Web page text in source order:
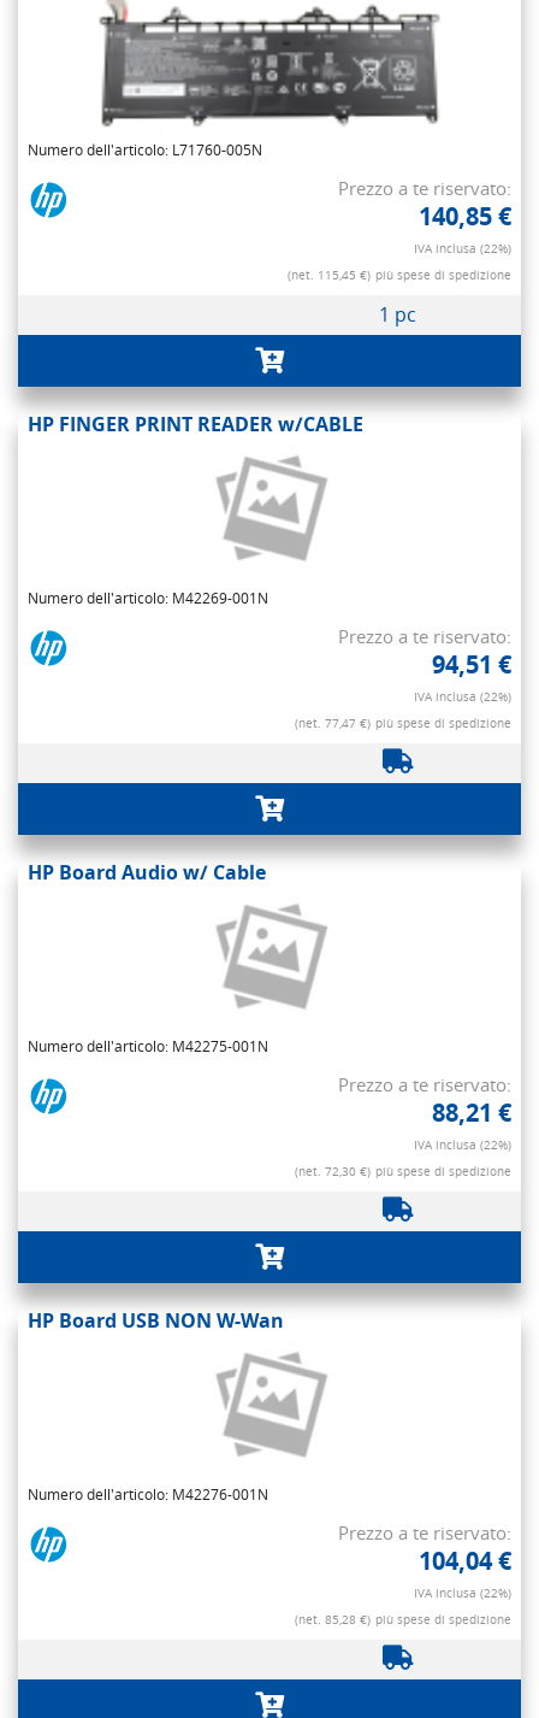
Numero dell'articolo: L71760-005N
Prezzo a te riservato:
140,85 €
IVA inclusa (22%)
(net. 115,45 €) più spese di spedizione
1 pc
HP FINGER PRINT READER w/CABLE
Numero dell'articolo: M42269-001N
Prezzo a te riservato:
94,51 €
IVA inclusa (22%)
(net. 77,47 €) più spese di spedizione
HP Board Audio w/ Cable
Numero dell'articolo: M42275-001N
Prezzo a te riservato:
88,21 €
IVA inclusa (22%)
(net. 72,30 €) più spese di spedizione
HP Board USB NON W-Wan
Numero dell'articolo: M42276-001N
Prezzo a te riservato:
104,04 €
IVA inclusa (22%)
(net. 85,28 €) più spese di spedizione